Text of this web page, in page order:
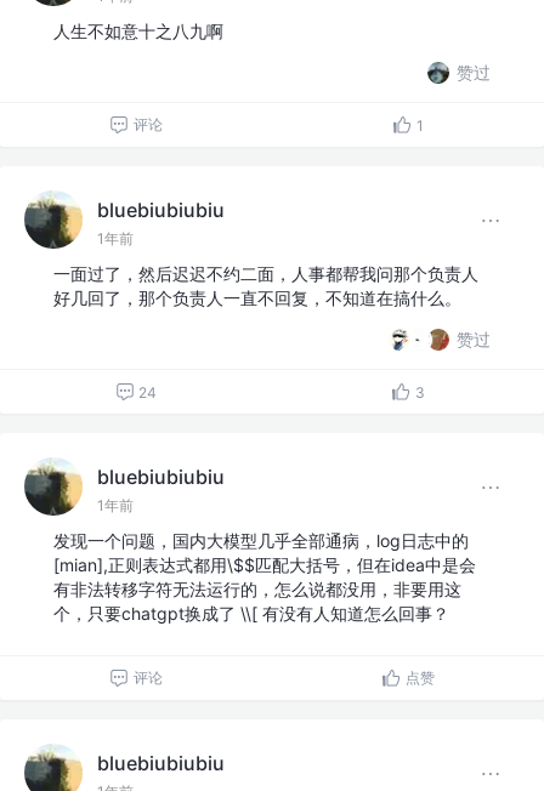
人生不如意十之八九啊
赞过
评论 1
bluebiubiubiu
1年前
一面过了，然后迟迟不约二面，人事都帮我问那个负责人
好几回了，那个负责人一直不回复，不知道在搞什么。
赞过
24 3
bluebiubiubiu
1年前
发现一个问题，国内大模型几乎全部通病，log日志中的
[mian],正则表达式都用\$$匹配大括号，但在idea中是会
有非法转移字符无法运行的，怎么说都没用，非要用这
个，只要chatgpt换成了 \\[ 有没有人知道怎么回事？
评论 点赞
bluebiubiubiu